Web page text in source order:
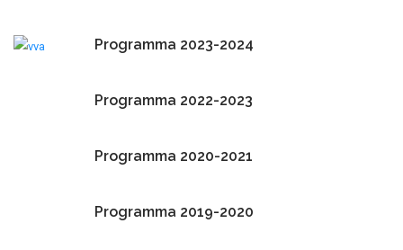
Programma 2023-2024
Programma 2022-2023
Programma 2020-2021
Programma 2019-2020